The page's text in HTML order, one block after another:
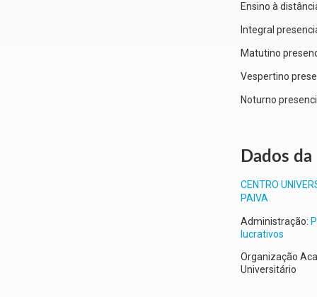
Ensino à
Integral
Matutino
Vespertino
Noturno
Dados
CENTRO
PAIVA
Administração:
lucrativos
Organização
Universitário